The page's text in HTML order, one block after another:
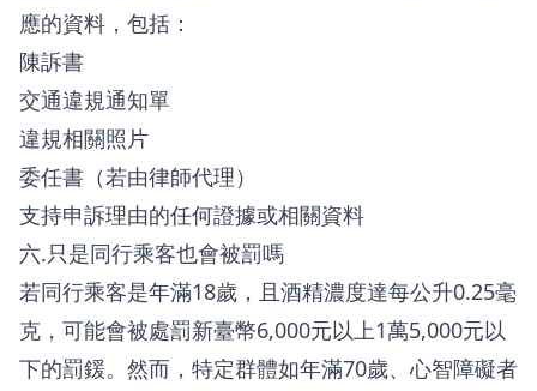
應的資料，包括：
陳訴書
交通違規通知單
違規相關照片
委任書（若由律師代理）
支持申訴理由的任何證據或相關資料
六.只是同行乘客也會被罰嗎
若同行乘客是年滿18歲，且酒精濃度達每公升0.25毫
克，可能會被處罰新臺幣6,000元以上1萬5,000元以
下的罰鍰。然而，特定群體如年滿70歲、心智障礙者